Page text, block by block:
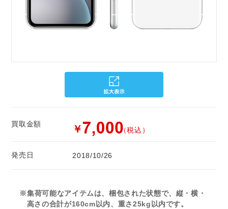
買取金額 ￥ （税込）
発売日 2018/10/26
※集荷可能なアイテムは、梱包された状態で、縦・横・
高さの合計が160cm以内、重さ25kg以内です。